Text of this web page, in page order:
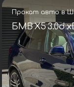
Прокат авто в
БМВ X5 3.0d